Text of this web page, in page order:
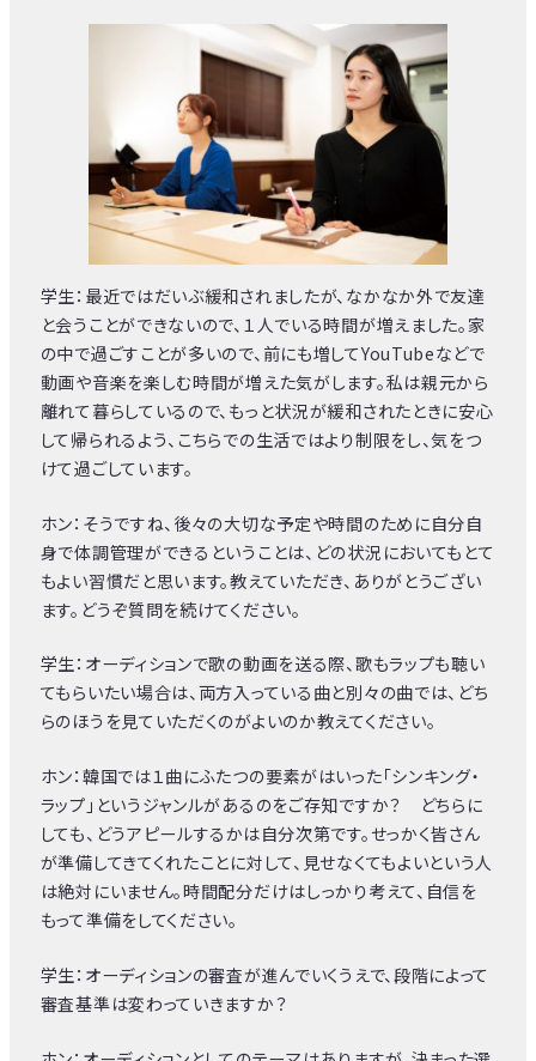
学生：最近ではだいぶ緩和されましたが、なかなか外で友達
と会うことができないので、１人でいる時間が増えました。家
の中で過ごすことが多いので、前にも増してYouTubeなどで
動画や音楽を楽しむ時間が増えた気がします。私は親元から
離れて暮らしているので、もっと状況が緩和されたときに安心
して帰られるよう、こちらでの生活ではより制限をし、気をつ
けて過ごしています。
ホン：そうですね、後々の大切な予定や時間のために自分自
身で体調管理ができるということは、どの状況においてもとて
もよい習慣だと思います。教えていただき、ありがとうござい
ます。どうぞ質問を続けてください。
学生：オーディションで歌の動画を送る際、歌もラップも聴い
てもらいたい場合は、両方入っている曲と別々の曲では、どち
らのほうを見ていただくのがよいのか教えてください。
ホン：韓国では１曲にふたつの要素がはいった「シンキング・
ラップ」というジャンルがあるのをご存知ですか？ どちらに
しても、どうアピールするかは自分次第です。せっかく皆さん
が準備してきてくれたことに対して、見せなくてもよいという人
は絶対にいません。時間配分だけはしっかり考えて、自信を
もって準備をしてください。
学生：オーディションの審査が進んでいくうえで、段階によって
審査基準は変わっていきますか？